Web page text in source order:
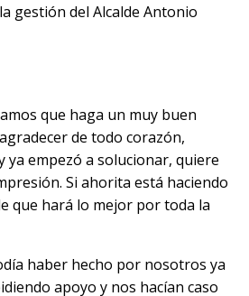
gestión del Alcalde Antonio
que haga un muy buen
de todo corazón,
ya empezó a solucionar, quiere
Si ahorita está haciendo
que hará lo mejor por toda la
haber hecho por nosotros ya
apoyo y nos hacían caso